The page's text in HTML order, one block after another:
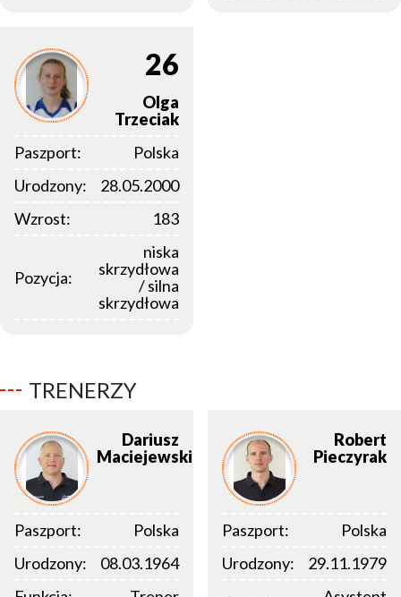
26
Olga
Trzeciak
Paszport:
Polska
Urodzony:
28.05.2000
Wzrost:
183
Pozycja:
niska
skrzydłowa
/ silna
skrzydłowa
TRENERZY
Dariusz
Maciejewski
Paszport:
Polska
Urodzony:
08.03.1964
Robert
Pieczyrak
Paszport:
Polska
Urodzony:
29.11.1979